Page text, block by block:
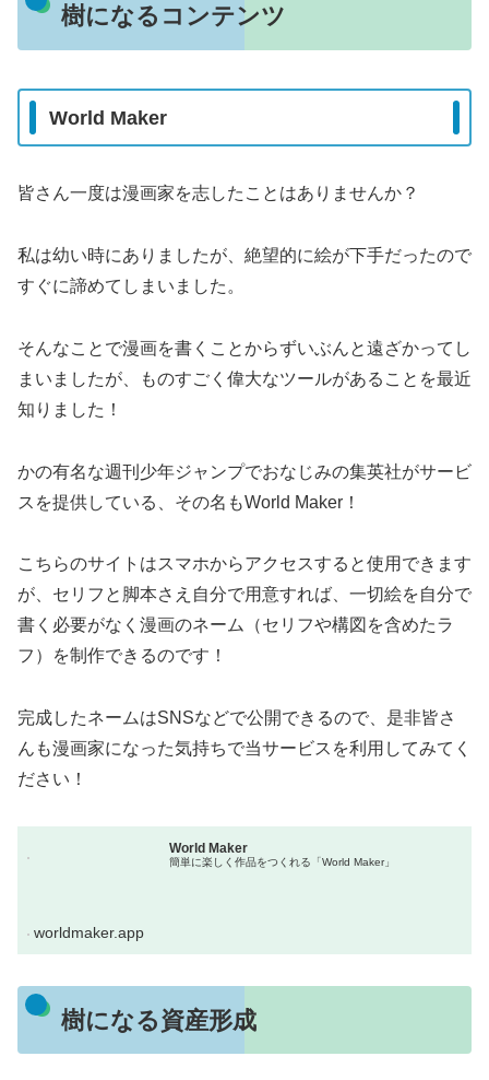
樹になるコンテンツ
World Maker
皆さん一度は漫画家を志したことはありませんか？
私は幼い時にありましたが、絶望的に絵が下手だったので
すぐに諦めてしまいました。
そんなことで漫画を書くことからずいぶんと遠ざかってし
まいましたが、ものすごく偉大なツールがあることを最近
知りました！
かの有名な週刊少年ジャンプでおなじみの集英社がサービ
スを提供している、その名もWorld Maker！
こちらのサイトはスマホからアクセスすると使用できます
が、セリフと脚本さえ自分で用意すれば、一切絵を自分で
書く必要がなく漫画のネーム（セリフや構図を含めたラ
フ）を制作できるのです！
完成したネームはSNSなどで公開できるので、是非皆さ
んも漫画家になった気持ちで当サービスを利用してみてく
ださい！
World Maker
簡単に楽しく作品をつくれる「World Maker」
worldmaker.app
樹になる資産形成